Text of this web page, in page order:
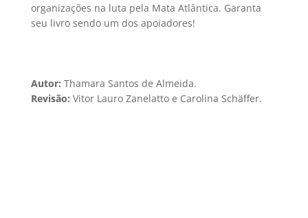
organizações na luta pela Mata Atlântica. Garanta
seu livro sendo um dos apoiadores!
Autor: Thamara Santos de Almeida.
Revisão: Vitor Lauro Zanelatto e Carolina Schäffer.